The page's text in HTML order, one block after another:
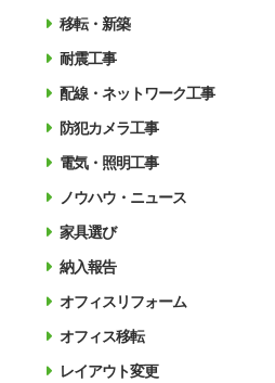
移転・新築
耐震工事
配線・ネットワーク工事
防犯カメラ工事
電気・照明工事
ノウハウ・ニュース
家具選び
納入報告
オフィスリフォーム
オフィス移転
レイアウト変更